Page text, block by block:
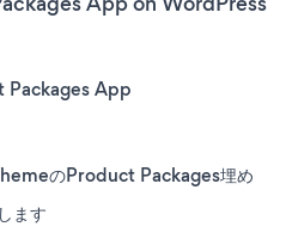
Packages App
のProduct Packages埋め
ます